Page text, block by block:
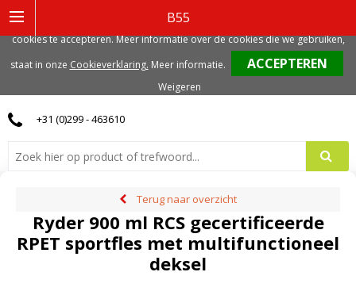
B55
0
+31 (0)299 - 463610
Terug naar overzicht
Ryder 900 ml RCS gecertificeerde
RPET sportfles met multifunctioneel
deksel
gerelateerde cookies. Voor de beste gebruikerservaring, adviseren we deze
cookies te accepteren. Meer informatie over de cookies die we gebruiken,
staat in onze Cookieverklaring. Meer informatie.
Weigeren